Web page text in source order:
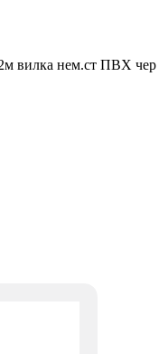
вилка нем.ст ПВХ чер